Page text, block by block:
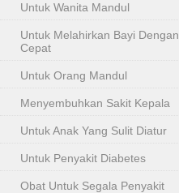
Untuk Wanita Mandul
Untuk Melahirkan Bayi Dengan
Cepat
Untuk Orang Mandul
Menyembuhkan Sakit Kepala
Untuk Anak Yang Sulit Diatur
Untuk Penyakit Diabetes
Obat Untuk Segala Penyakit